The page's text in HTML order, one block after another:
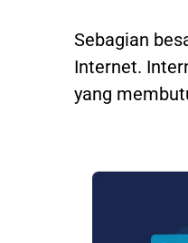
Sebagian
Internet.
yang